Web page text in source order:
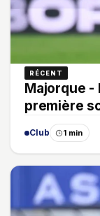
RÉCENT
Majorque -
première
Club 1 min